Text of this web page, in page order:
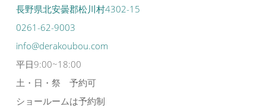
長野県北安曇郡松川村4302-15
0261-62-9003
info@derakoubou.com
平日9:00~18:00
土・日・祭 予約可
ショールームは予約制